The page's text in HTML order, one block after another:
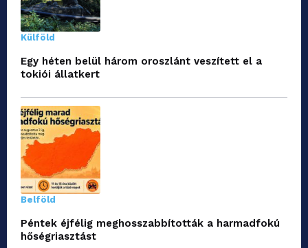
Külföld
Egy héten belül három oroszlánt veszített el a
tokiói állatkert
Belföld
Péntek éjfélig meghosszabbították a harmadfokú
hőségriasztást